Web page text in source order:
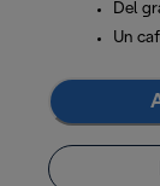
Del
Un